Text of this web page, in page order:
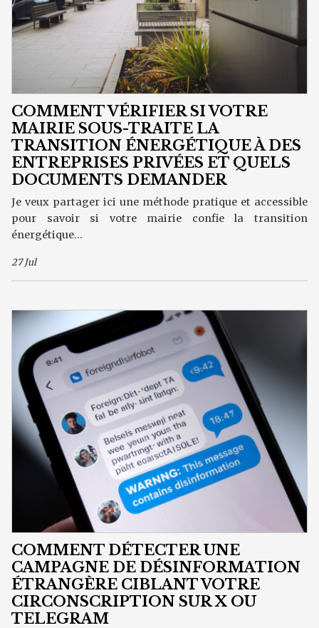
COMMENT VÉRIFIER SI VOTRE
MAIRIE SOUS-TRAITE LA
TRANSITION ÉNERGÉTIQUE À DES
ENTREPRISES PRIVÉES ET QUELS
DOCUMENTS DEMANDER
Je veux partager ici une méthode pratique et accessible
pour savoir si votre mairie confie la transition
énergétique...
27 Jul
COMMENT DÉTECTER UNE
CAMPAGNE DE DÉSINFORMATION
ÉTRANGÈRE CIBLANT VOTRE
CIRCONSCRIPTION SUR X OU
TELEGRAM